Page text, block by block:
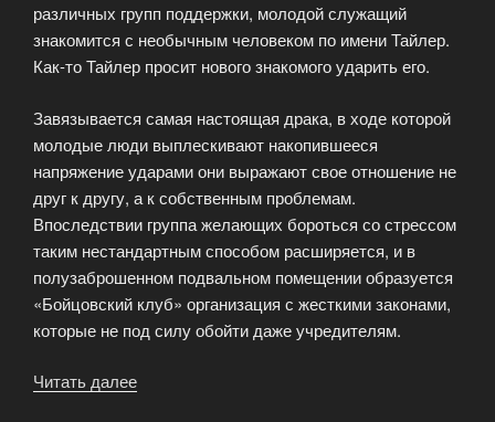
различных групп поддержки, молодой служащий
знакомится с необычным человеком по имени Тайлер.
Как-то Тайлер просит нового знакомого ударить его.
Завязывается самая настоящая драка, в ходе которой
молодые люди выплескивают накопившееся
напряжение ударами они выражают свое отношение не
друг к другу, а к собственным проблемам.
Впоследствии группа желающих бороться со стрессом
таким нестандартным способом расширяется, и в
полузаброшенном подвальном помещении образуется
«Бойцовский клуб» организация с жесткими законами,
которые не под силу обойти даже учредителям.
Читать далее